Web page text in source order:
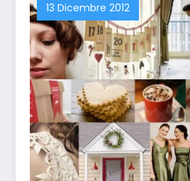
13 Dicembre 2012